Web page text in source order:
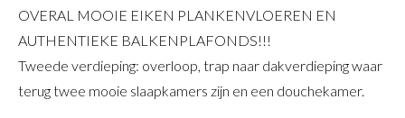
OVERAL MOOIE EIKEN PLANKENVLOEREN EN
AUTHENTIEKE BALKENPLAFONDS!!!
Tweede verdieping: overloop, trap naar dakverdieping waar
terug twee mooie slaapkamers zijn en een douchekamer.